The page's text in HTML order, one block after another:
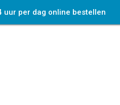
uur per dag online bestellen